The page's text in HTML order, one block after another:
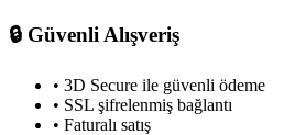
🔒 Güvenli Alışveriş
• 3D Secure ile güvenli ödeme
• SSL şifrelenmiş bağlantı
• Faturalı satış